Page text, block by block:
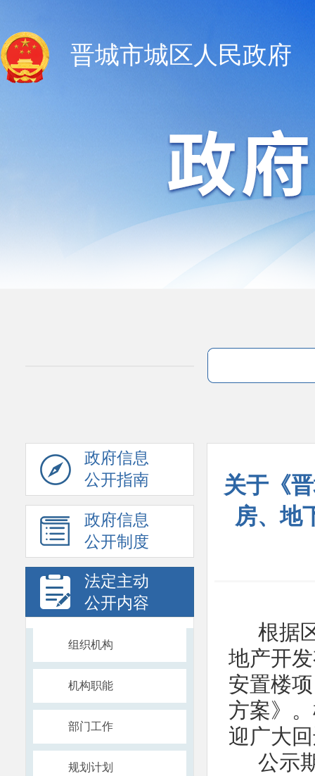
晋城市城区人民政府
政府信息
公开指南
政府信息
公开制度
法定主动
公开内容
组织机构
机构职能
部门工作
规划计划
关于《
房、地
根据
地产开
安置楼
方案》
迎广大
公示